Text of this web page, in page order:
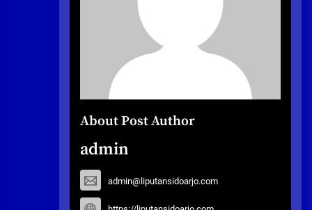
About Post Author
admin
admin@liputansidoarjo.com